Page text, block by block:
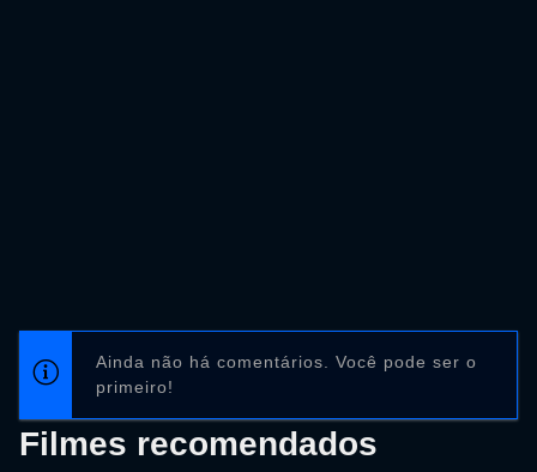
Ainda não há comentários. Você pode ser o
primeiro!
Filmes recomendados